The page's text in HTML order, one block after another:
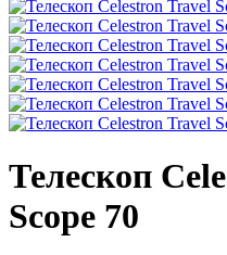
Телескоп
Scope 70